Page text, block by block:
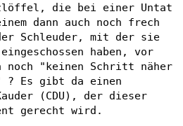
die bei einer Untat
dann auch noch frech
der Schleuder, mit der sie
haben, vor
noch "keinen Schritt näher
? Es gibt da einen
(CDU), der dieser
gerecht wird.